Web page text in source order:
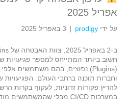
אפריל 2025
על ידי prodigy
| 3 באפריל 2025
חשוב ביותר המתייחס למספר
וחברות תוכנה ברחבי העולם.
להריץ פקודות זדוניות, לעקוף בקרות
במערכות CI/CD מבלי שהמשתמשים מודעים לכך.